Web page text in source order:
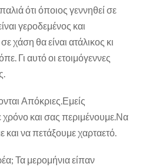
ότι όποιος γεννηθεί σε
γεροδεμένος και
χάση θα είναι ατάλικος κι
Γι αυτό οι ετοιμόγεννες
Απόκριες.Εμείς
και σας περιμένουμε.Να
να πετάξουμε χαρταετό.
Τα μερομήνια είπαν